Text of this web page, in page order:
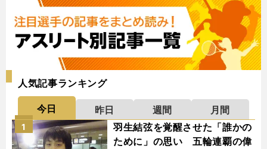
人気記事ランキング
今日 昨日 週間
月間
羽生結弦を覚醒させた「誰かの
ために」の思い 五輪連覇の偉
1